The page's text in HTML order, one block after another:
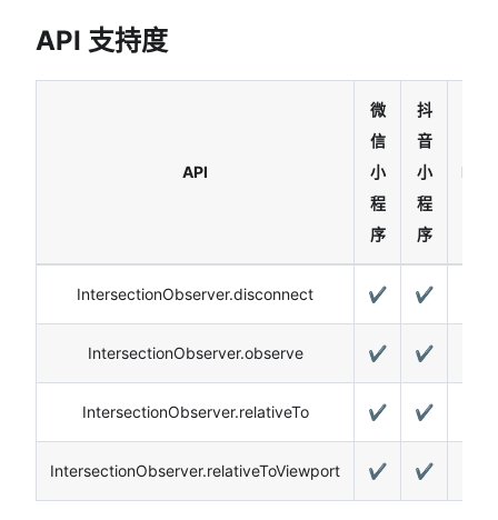
API 支持度
API
微
信
小
程
序
抖
音
小
程
序
H5
IntersectionObserver.disconnect ✔️ ✔️
IntersectionObserver.observe ✔️ ✔️
IntersectionObserver.relativeTo ✔️ ✔️
IntersectionObserver.relativeToViewport ✔️ ✔️